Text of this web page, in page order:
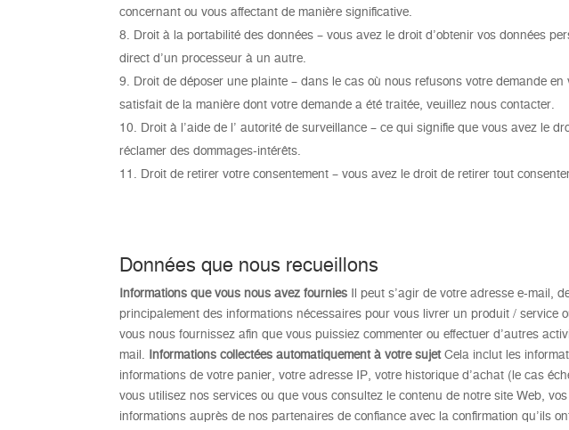
concernant ou vous affectant de manière significative.
Droit à la portabilité des données – vous avez le droit d’obtenir vos données
direct d’un processeur à un autre.
Droit de déposer une plainte – dans le cas où nous refusons votre demande
satisfait de la manière dont votre demande a été traitée, veuillez nous contacter.
Droit à l’aide de l’ autorité de surveillance – ce qui signifie que vous avez le
réclamer des dommages-intérêts.
Droit de retirer votre consentement – vous avez le droit de retirer tout
Données que nous recueillons
Informations que vous nous avez fournies Il peut s’agir de votre adresse e-mail,
principalement des informations nécessaires pour vous livrer un produit /
vous nous fournissez afin que vous puissiez commenter ou effectuer d’autres
mail. Informations collectées automatiquement à votre sujetCela inclut les
informations de votre panier, votre adresse IP, votre historique d’achat (le cas
vous utilisez nos services ou que vous consultez le contenu de notre site Web,
informations auprès de nos partenaires de confiance avec la confirmation qu’ils